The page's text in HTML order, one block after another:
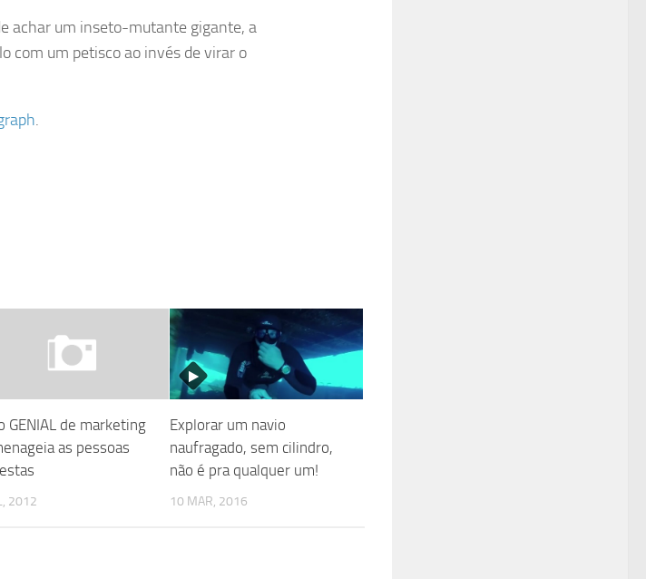
achar um inseto-mutante gigante, a
com um petisco ao invés de virar o
.
GENIAL de marketing
as pessoas
2012
Explorar um navio
naufragado, sem cilindro,
não é pra qualquer um!
10 MAR, 2016